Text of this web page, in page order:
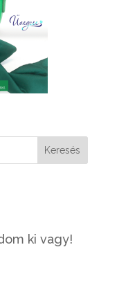
ki vagy!